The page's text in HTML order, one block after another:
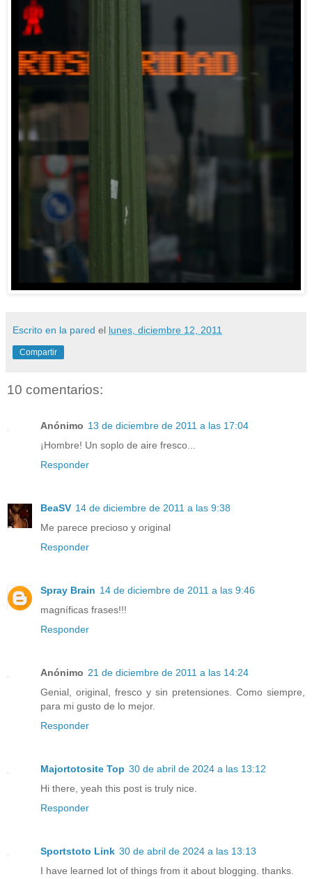
Escrito en la pared el lunes, diciembre 12, 2011
Compartir
10 comentarios:
Anónimo 13 de diciembre de 2011 a las 17:04
¡Hombre! Un soplo de aire fresco...
Responder
BeaSV 14 de diciembre de 2011 a las 9:38
Me parece precioso y original
Responder
Spray Brain 14 de diciembre de 2011 a las 9:46
magníficas frases!!!
Responder
Anónimo 21 de diciembre de 2011 a las 14:24
Genial, original, fresco y sin pretensiones. Como siempre,
para mi gusto de lo mejor.
Responder
Majortotosite Top 30 de abril de 2024 a las 13:12
Hi there, yeah this post is truly nice.
Responder
Sportstoto Link 30 de abril de 2024 a las 13:13
I have learned lot of things from it about blogging. thanks.